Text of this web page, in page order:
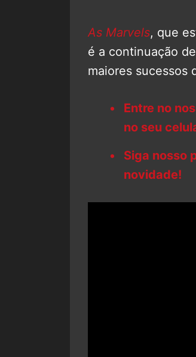
As Marvels, que
é a continuação de
maiores sucessos
Entre no
no seu
Siga nosso
novidade!